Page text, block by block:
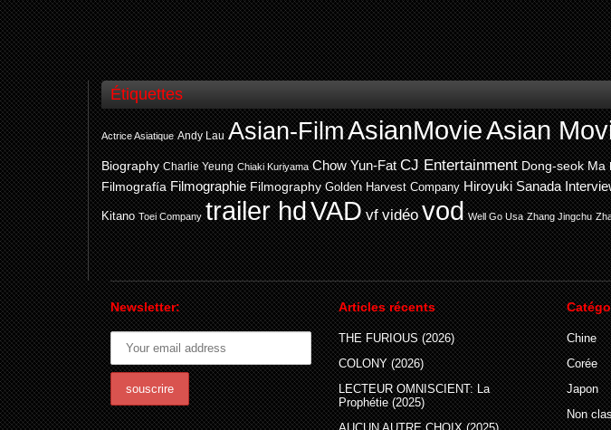
Étiquettes
Actrice Asiatique Andy Lau Asian-FilmAsianMovieAsian
Biography Charlie Yeung Chiaki Kuriyama Chow Yun-Fat CJ Entertainment Dong-seok Ma
Filmografía Filmographie Filmography Golden Harvest Company Hiroyuki Sanada
Kitano Toei Company trailer hdVAD vf vidéo vod Well Go Usa Zhang Jingchu
Newsletter: Articles récents
THE FURIOUS (2026)
COLONY (2026)
LECTEUR OMNISCIENT: La
Prophétie (2025)
Chine
Corée
Japon
Non